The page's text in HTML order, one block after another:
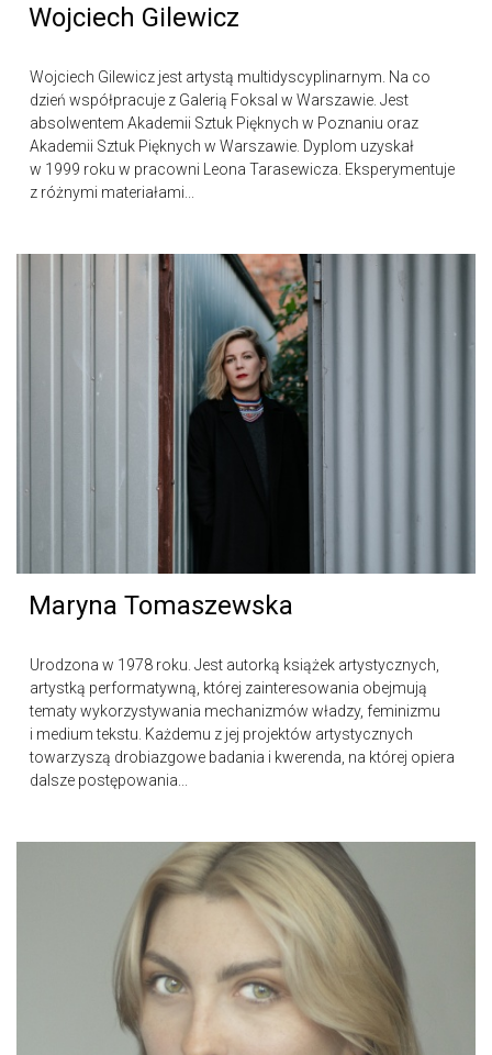
Wojciech Gilewicz
Wojciech Gilewicz jest artystą multidyscyplinarnym. Na co
dzień współpracuje z Galerią Foksal w Warszawie. Jest
absolwentem Akademii Sztuk Pięknych w Poznaniu oraz
Akademii Sztuk Pięknych w Warszawie. Dyplom uzyskał
w 1999 roku w pracowni Leona Tarasewicza. Eksperymentuje
z różnymi materiałami...
Maryna Tomaszewska
Urodzona w 1978 roku. Jest autorką książek artystycznych,
artystką performatywną, której zainteresowania obejmują
tematy wykorzystywania mechanizmów władzy, feminizmu
i medium tekstu. Każdemu z jej projektów artystycznych
towarzyszą drobiazgowe badania i kwerenda, na której opiera
dalsze postępowania...